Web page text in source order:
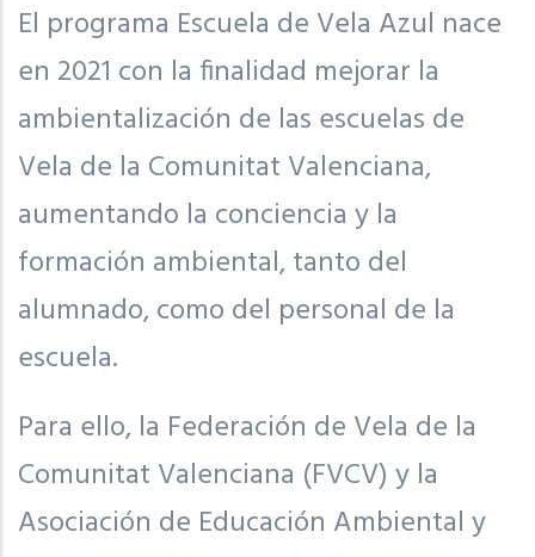
El programa Escuela de Vela Azul nace
en 2021 con la finalidad mejorar la
ambientalización de las escuelas de
Vela de la Comunitat Valenciana,
aumentando la conciencia y la
formación ambiental, tanto del
alumnado, como del personal de la
escuela.
Para ello, la Federación de Vela de la
Comunitat Valenciana (FVCV) y la
Asociación de Educación Ambiental y